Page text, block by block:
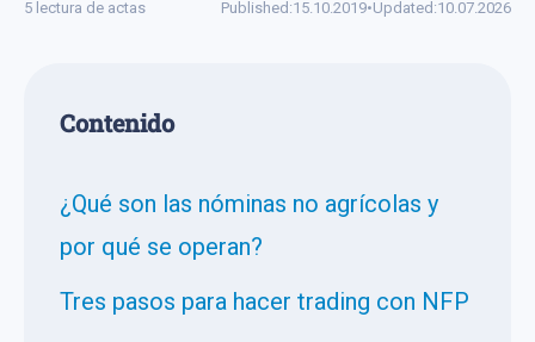
5 lectura de actas Published:15.10.2019•Updated:10.07.2026
Сontenido
¿Qué son las nóminas no agrícolas y
por qué se operan?
Tres pasos para hacer trading con NFP